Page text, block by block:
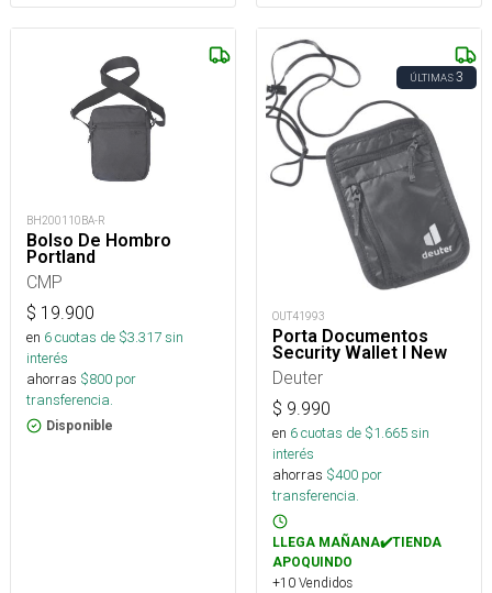
BH200110BA-R
Bolso De Hombro
Portland
CMP
$ 19.900
en 6cuotas de $3.317sin
interés
ahorras $800 por
transferencia.
Disponible
ÚLTIMAS3
OUT41993
Porta Documentos
Security Wallet I New
Deuter
$ 9.990
en 6cuotas de $1.665sin
interés
ahorras $400 por
transferencia.
LLEGA MAÑANA✔️TIENDA
APOQUINDO
+10 Vendidos